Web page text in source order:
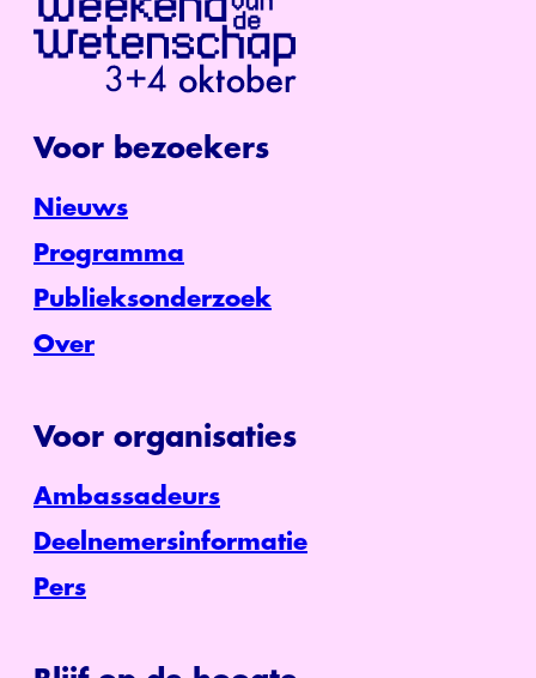
Voor bezoekers
Nieuws
Programma
Publieksonderzoek
Over
Voor organisaties
Ambassadeurs
Deelnemersinformatie
Pers